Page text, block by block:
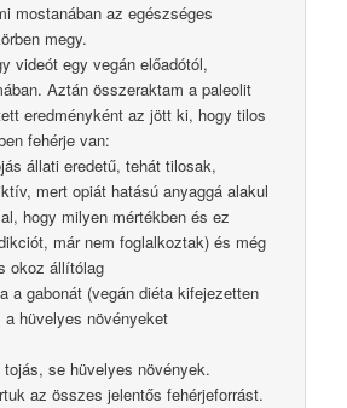
mostanában az egészséges
megy.
videót egy vegán előadótól,
Aztán összeraktam a paleolit
eredményként az jött ki, hogy tilos
fehérje van:
állati eredetű, tehát tilosak,
mert opiát hatású anyaggá alakul
hogy milyen mértékben és ez
már nem foglalkoztak) és még
okoz állítólag
a gabonát (vegán diéta kifejezetten
hüvelyes növényeket
se hüvelyes növények.
az összes jelentős fehérjeforrást.